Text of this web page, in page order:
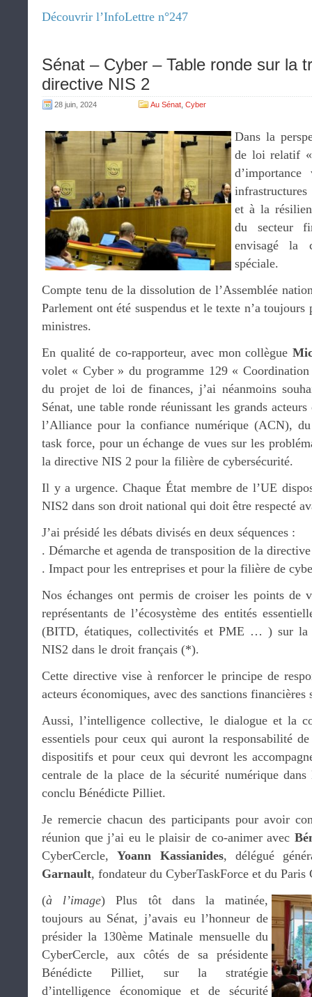
Découvrir l’InfoLettre n°247
Sénat – Cyber – Table ronde sur la
directive NIS 2
28 juin, 2024 Au Sénat Cyber
Dans la
de loi relatif
et à la
du secteur
envisagé la
spéciale.
Compte tenu de la dissolution de l’Assemblée
Parlement ont été suspendus et le texte n’a toujours
ministres.
En qualité de co-rapporteur, avec mon collègue
volet « Cyber » du programme 129 «
du projet de loi de finances, j’ai néanmoins
Sénat, une table ronde réunissant les grands
l’Alliance pour la confiance numérique (ACN),
task force, pour un échange de vues sur les
la directive NIS 2 pour la filière de cybersécurité.
Il y a urgence. Chaque État membre de l’UE
NIS2 dans son droit national qui doit être respecté
J’ai présidé les débats divisés en deux séquences :
. Démarche et agenda de transposition de la
. Impact pour les entreprises et pour la filière de
Nos échanges ont permis de croiser les points de
représentants de l’écosystème des entités
(BITD, étatiques, collectivités et PME … ) sur la
NIS2 dans le droit français (*).
Cette directive vise à renforcer le principe de
acteurs économiques, avec des sanctions
Aussi, l’intelligence collective, le dialogue et la
essentiels pour ceux qui auront la responsabilité
dispositifs et pour ceux qui devront les
centrale de la place de la sécurité numérique
conclu Bénédicte Pilliet.
Je remercie chacun des participants pour avoir
réunion que j’ai eu le plaisir de co-animer avec
CyberCercle,Yoann Kassianides, délégué
Garnault, fondateur du CyberTaskForce et du Paris
(à l’image) Plus tôt dans la matinée,
toujours au Sénat, j’avais eu l’honneur de
présider la 130ème Matinale mensuelle du
CyberCercle, aux côtés de sa présidente
Bénédicte Pilliet, sur la stratégie
d’intelligence économique et de sécurité